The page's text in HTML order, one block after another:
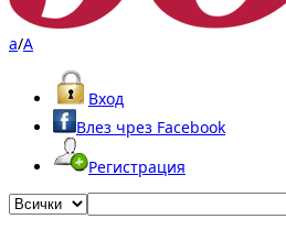
a/A
Вход
Влез чрез Facebook
Регистрация